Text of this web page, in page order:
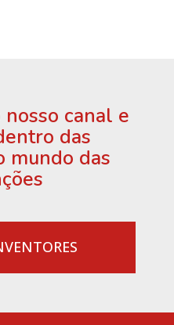
canal e
das
mundo das